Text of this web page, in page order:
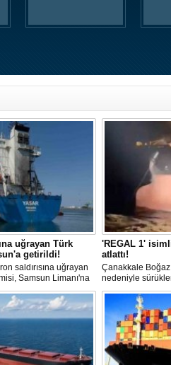
uğrayan Türk
getirildi!
saldırısına uğrayan
Samsun Limanı'na
ulaştı. Saldırıda can
ancak büyük çapta
'REGAL 1'
atlattı!
Çanakkale
nedeniyle
uzunluğundaki
römorkörler
Sahası'na